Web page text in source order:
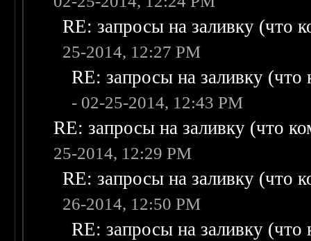
RE: запросы на заливку (что
25-2014, 12:27 PM
RE: запросы на заливку
- 02-25-2014, 12:43 PM
RE: запросы на заливку (что
25-2014, 12:29 PM
RE: запросы на заливку (что
26-2014, 12:50 PM
RE: запросы на заливку